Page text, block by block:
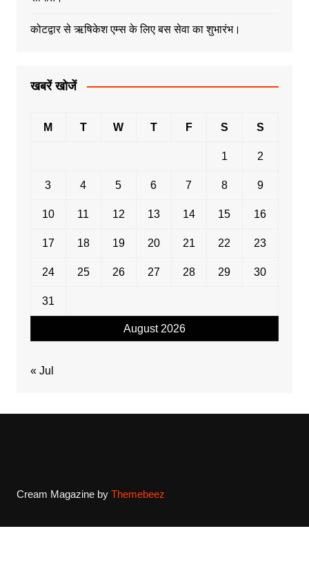
कोटद्वार से ऋषिकेश एम्स के लिए बस सेवा का शुभारंभ।
खबरें खोजें
August 2026
M T W T F S S
1 2
3 4 5 6 7 8 9
10 11 12 13 14 15 16
17 18 19 20 21 22 23
24 25 26 27 28 29 30
31
« Jul
Cream Magazine by Themebeez